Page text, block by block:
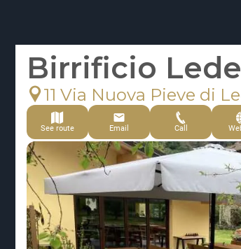
Birrificio
11 Via Nuova Pieve di
See route Email Call